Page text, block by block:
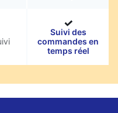
Suivi des
commandes en
temps réel